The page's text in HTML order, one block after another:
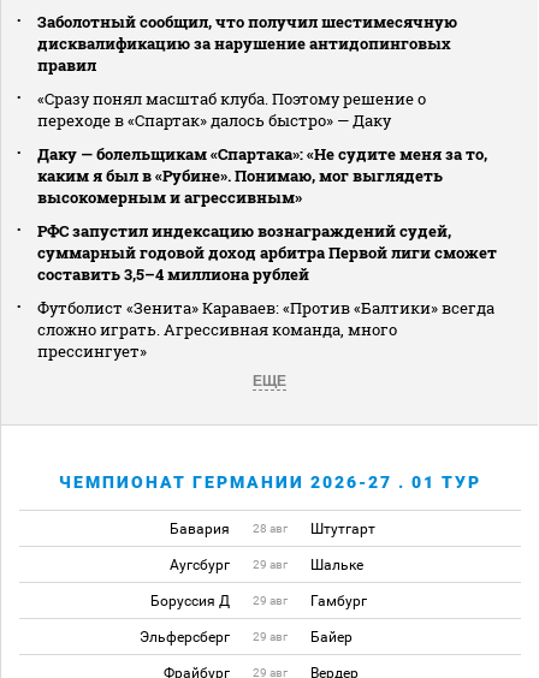
Заболотный сообщил, что получил шестимесячную
дисквалификацию за нарушение антидопинговых
правил
«Сразу понял масштаб клуба. Поэтому решение о
переходе в «Спартак» далось быстро» — Даку
Даку — болельщикам «Спартака»: «Не судите меня за то,
каким я был в «Рубине». Понимаю, мог выглядеть
высокомерным и агрессивным»
РФС запустил индексацию вознаграждений судей,
суммарный годовой доход арбитра Первой лиги сможет
составить 3,5–4 миллиона рублей
Футболист «Зенита» Караваев: «Против «Балтики» всегда
сложно играть. Агрессивная команда, много
прессингует»
ЕЩЕ
ЧЕМПИОНАТ ГЕРМАНИИ 2026-27 . 01 ТУР
Бавария 28 авг Штутгарт
Аугсбург 29 авг Шальке
Боруссия Д 29 авг Гамбург
Эльферсберг 29 авг Байер
Фрайбург 29 авг Вердер